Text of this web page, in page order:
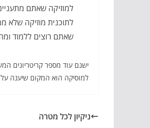
למוזיקה שאתם
לתוכנית מוזיקה שלא
שאתם רוצים ללמוד
ישנם עוד מספר קריטריונים
למוסיקה הוא המקום שיענה על
ניקיון לכל מטרה